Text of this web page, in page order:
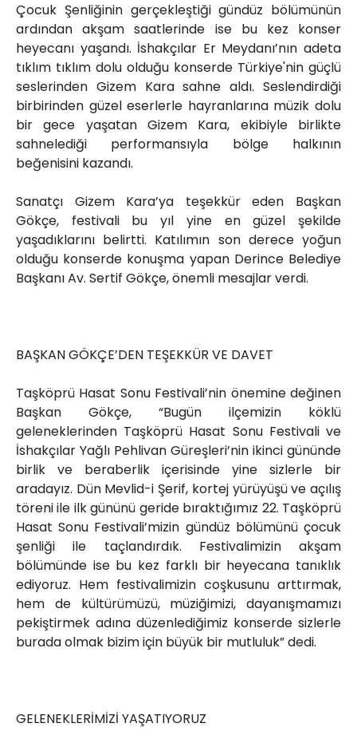
Çocuk Şenliğinin gerçekleştiği gündüz bölümünün
ardından akşam saatlerinde ise bu kez konser
heyecanı yaşandı. İshakçılar Er Meydanı’nın adeta
tıklım tıklım dolu olduğu konserde Türkiye'nin güçlü
seslerinden Gizem Kara sahne aldı. Seslendirdiği
birbirinden güzel eserlerle hayranlarına müzik dolu
bir gece yaşatan Gizem Kara, ekibiyle birlikte
sahnelediği performansıyla bölge halkının
beğenisini kazandı.
Sanatçı Gizem Kara’ya teşekkür eden Başkan
Gökçe, festivali bu yıl yine en güzel şekilde
yaşadıklarını belirtti. Katılımın son derece yoğun
olduğu konserde konuşma yapan Derince Belediye
Başkanı Av. Sertif Gökçe, önemli mesajlar verdi.
BAŞKAN GÖKÇE’DEN TEŞEKKÜR VE DAVET
Taşköprü Hasat Sonu Festivali’nin önemine değinen
Başkan Gökçe, “Bugün ilçemizin köklü
geleneklerinden Taşköprü Hasat Sonu Festivali ve
İshakçılar Yağlı Pehlivan Güreşleri’nin ikinci gününde
birlik ve beraberlik içerisinde yine sizlerle bir
aradayız. Dün Mevlid-i Şerif, kortej yürüyüşü ve açılış
töreni ile ilk gününü geride bıraktığımız 22. Taşköprü
Hasat Sonu Festivali’mizin gündüz bölümünü çocuk
şenliği ile taçlandırdık. Festivalimizin akşam
bölümünde ise bu kez farklı bir heyecana tanıklık
ediyoruz. Hem festivalimizin coşkusunu arttırmak,
hem de kültürümüzü, müziğimizi, dayanışmamızı
pekiştirmek adına düzenlediğimiz konserde sizlerle
burada olmak bizim için büyük bir mutluluk” dedi.
GELENEKLERİMİZİ YAŞATIYORUZ